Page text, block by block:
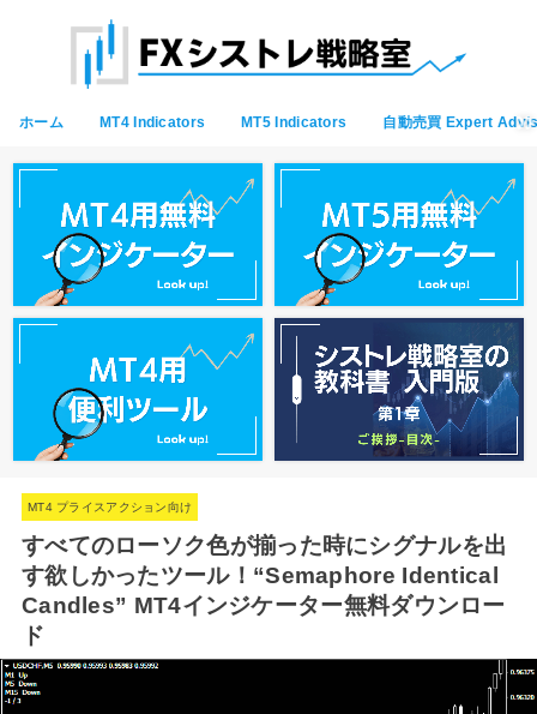
ホーム MT4 Indicators MT5 Indicators 自動売買 Expert
MT4 プライスアクション向け
すべてのローソク色が揃った時にシグナルを出
す欲しかったツール！“Semaphore Identical
Candles” MT4インジケーター無料ダウンロー
ド